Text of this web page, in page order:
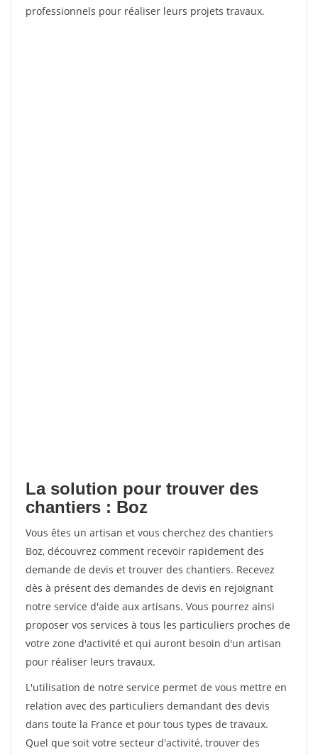
professionnels pour réaliser leurs projets travaux.
La solution pour trouver des
chantiers : Boz
Vous êtes un artisan et vous cherchez des chantiers
Boz, découvrez comment recevoir rapidement des
demande de devis et trouver des chantiers. Recevez
dès à présent des demandes de devis en rejoignant
notre service d'aide aux artisans. Vous pourrez ainsi
proposer vos services à tous les particuliers proches de
votre zone d'activité et qui auront besoin d'un artisan
pour réaliser leurs travaux.
L'utilisation de notre service permet de vous mettre en
relation avec des particuliers demandant des devis
dans toute la France et pour tous types de travaux.
Quel que soit votre secteur d'activité, trouver des